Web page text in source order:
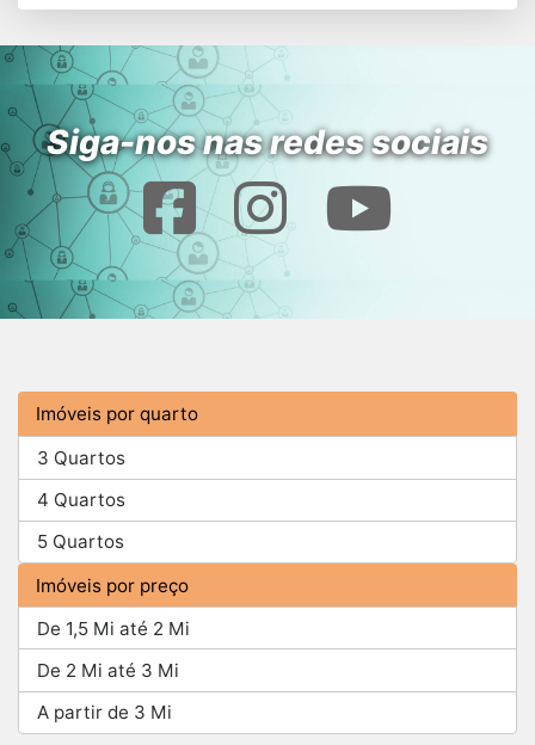
Siga-nos nas redes sociais
Imóveis por quarto
3 Quartos
4 Quartos
5 Quartos
Imóveis por preço
De 1,5 Mi até 2 Mi
De 2 Mi até 3 Mi
A partir de 3 Mi